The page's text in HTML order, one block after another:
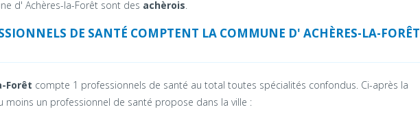
d' Achères-la-Forêt sont des achèrois.
DE SANTÉ COMPTENT LA COMMUNE D' ACHÈRES-LA-FORÊT
Forêt compte 1 professionnels de santé au total toutes spécialités confondus. Ci-après la
moins un professionnel de santé propose dans la ville :